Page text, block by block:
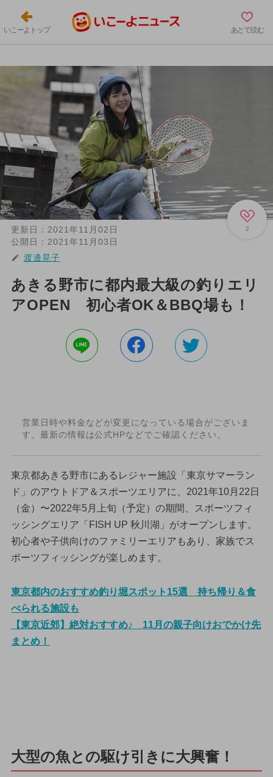
いこーよトップ あとで読む
2
更新日： 2021年11月02日
公開日： 2021年11月03日
渡邊晃子
あきる野市に都内最大級の釣りエリ
アOPEN 初心者OK＆BBQ場も！
営業日時や料金などが変更になっている場合がございま
す。最新の情報は公式HPなどでご確認ください。
東京都あきる野市にあるレジャー施設「東京サマーラン
ド」のアウトドア＆スポーツエリアに、2021年10月22日
（金）〜2022年5月上旬（予定）の期間、スポーツフィ
ッシングエリア「FISH UP 秋川湖」がオープンします。
初心者や子供向けのファミリーエリアもあり、家族でス
ポーツフィッシングが楽しめます。
東京都内のおすすめ釣り堀スポット15選 持ち帰り＆食
べられる施設も
【東京近郊】絶対おすすめ♪ 11月の親子向けおでかけ先
まとめ！
大型の魚との駆け引きに大興奮！